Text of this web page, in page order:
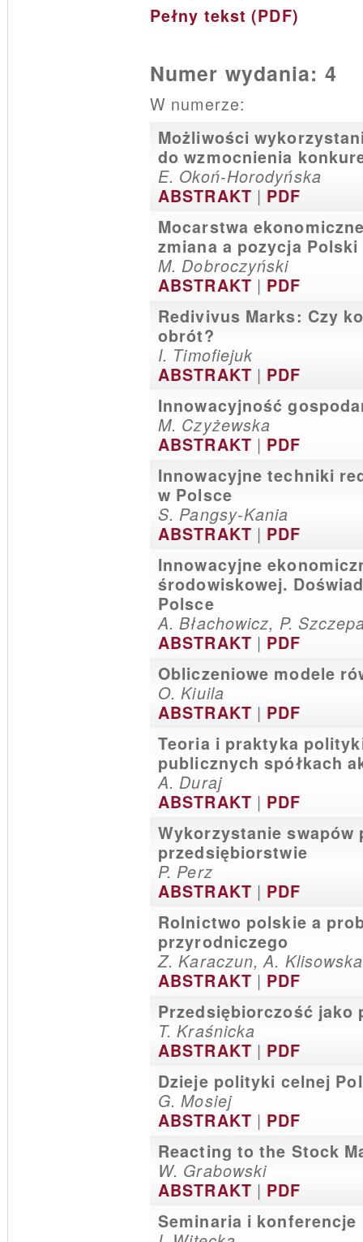
Pełny tekst (PDF)
Numer wydania: 4
W numerze:
Możliwości
do wzmocnienia
E. Okoń-Horodyńska
ABSTRAKT | PDF
Mocarstwa
zmiana a pozycja Polski
M. Dobroczyński
ABSTRAKT | PDF
Redivivus Marks: Czy
obrót?
I. Timofiejuk
ABSTRAKT | PDF
Innowacyjność
M. Czyżewska
ABSTRAKT | PDF
Innowacyjne techniki
w Polsce
S. Pangsy-Kania
ABSTRAKT | PDF
Innowacyjne
środowiskowej.
Polsce
A. Błachowicz, P.
ABSTRAKT | PDF
Obliczeniowe modele
O. Kiuila
ABSTRAKT | PDF
Teoria i praktyka
publicznych spółkach
A. Duraj
ABSTRAKT | PDF
Wykorzystanie swapów
przedsiębiorstwie
P. Perz
ABSTRAKT | PDF
Rolnictwo polskie a
przyrodniczego
Z. Karaczun, A.
ABSTRAKT | PDF
Przedsiębiorczość jako
T. Kraśnicka
ABSTRAKT | PDF
Dzieje polityki celnej
G. Mosiej
ABSTRAKT | PDF
Reacting to the Stock
W. Grabowski
ABSTRAKT | PDF
Seminaria i konferencje